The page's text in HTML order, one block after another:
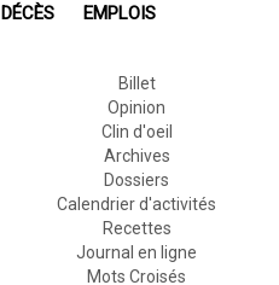
DÉCÈS EMPLOIS
Billet
Opinion
Clin d'oeil
Archives
Dossiers
Calendrier d'activités
Recettes
Journal en ligne
Mots Croisés